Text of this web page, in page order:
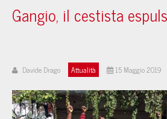
Gangio, il cestista
Davide Drago Attualità 15 Maggio 2019